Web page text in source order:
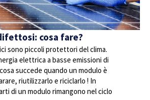
cosa fare?
sono piccoli protettori del clima.
elettrica a basse emissioni di
succede quando un modulo è
riutilizzarlo e riciclarlo ! In
di un modulo rimangono nel ciclo